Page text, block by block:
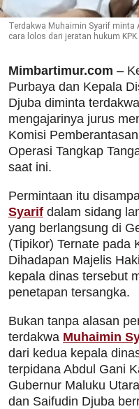
Terdakwa Muhaimin Syarif minta
cara lolos dari jeratan hukum
Mimbartimur.com –
Purbaya dan Kepala
Djuba diminta terdakwa
mengajarinya jurus
Komisi
Operasi Tangkap
saat ini.
Permintaan itu
Syarif dalam sidang
yang berlangsung di
(Tipikor) Ternate pada
Dihadapan Majelis
kepala dinas tersebut
penetapan tersangka.
Bukan tanpa alasan
terdakwa Muhaimin
dari kedua kepala
terpidana Abdul Gani
Gubernur Maluku
dan Saifudin Djuba